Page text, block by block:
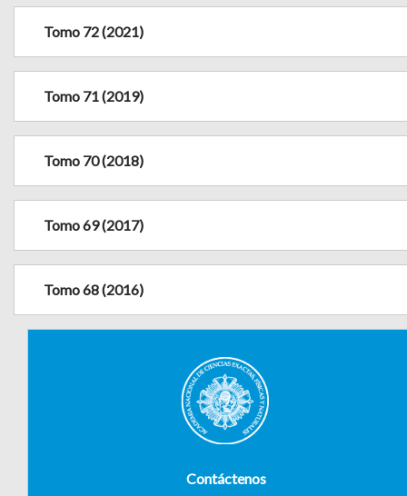
Tomo 72 (2021)
Tomo 71 (2019)
Tomo 70 (2018)
Tomo 69 (2017)
Tomo 68 (2016)
Contáctenos